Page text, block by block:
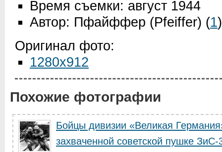
Время съемки: август 1944
Автор: Пфайффер (Pfeiffer) (1)
Оригинал фото:
1280x912
Похожие фотографии
Бойцы дивизии «Великая
захваченной советской пушке ЗиС-